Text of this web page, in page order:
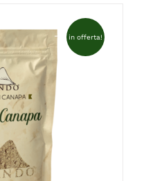
in offerta!